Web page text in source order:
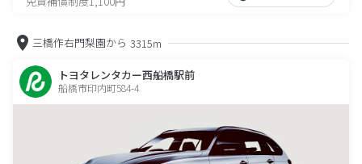
三橋作右門梨園から 3315m
トヨタレンタカー西船橋駅前
船橋市印内町584-4